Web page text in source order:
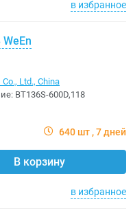
в избранное
Ltd., China
BT136S-600D,118
640 шт 7 дней
В корзину
в избранное